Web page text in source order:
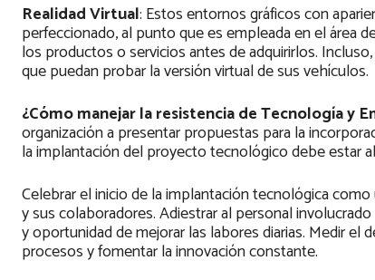
Realidad Virtual: Estos entornos gráficos con
perfeccionado, al punto que es empleada en el área
los productos o servicios antes de adquirirlos.
que puedan probar la versión virtual de sus vehículos.
¿Cómo manejar la resistencia de Tecnología y
organización a presentar propuestas para la
la implantación del proyecto tecnológico debe estar
Celebrar el inicio de la implantación tecnológica
y sus colaboradores. Adiestrar al personal
y oportunidad de mejorar las labores diarias. Medir
procesos y fomentar la innovación constante.